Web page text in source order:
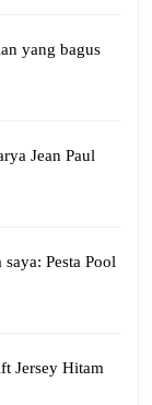
yang bagus
Jean Paul
Pesta Pool
Jersey Hitam